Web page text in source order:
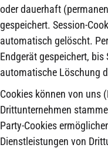
oder dauerhaft
gespeichert. Session-
automatisch gelöscht.
Endgerät gespeichert,
automatische Löschung
Cookies können von uns
Drittunternehmen
Party-Cookies
Dienstleistungen von